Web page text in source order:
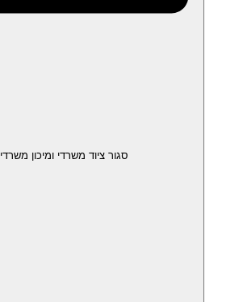
סגור ציוד משרדי ומיכון משרדי